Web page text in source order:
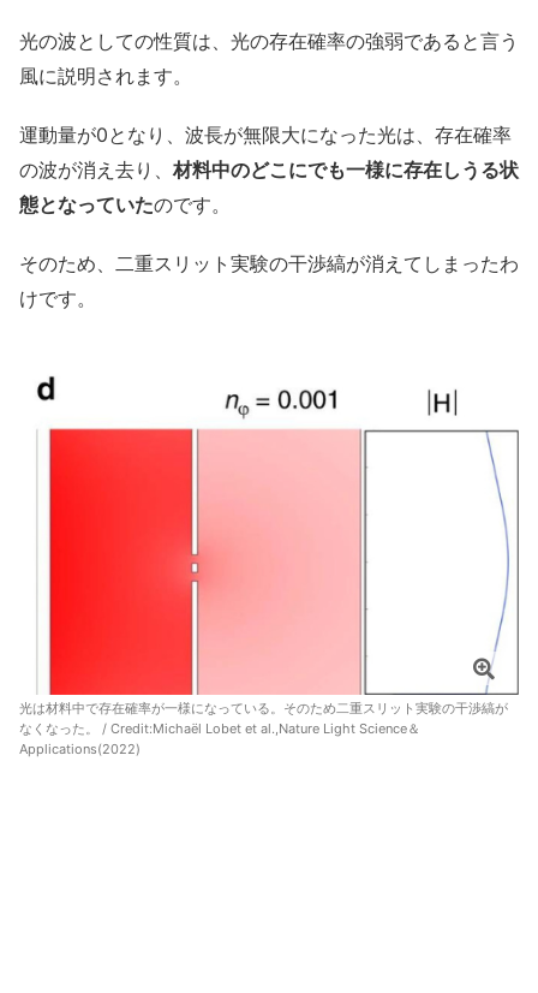
光の波としての性質は、光の存在確率の強弱であると言う
風に説明されます。
運動量が0となり、波長が無限大になった光は、存在確率
の波が消え去り、 材料中のどこにでも一様に存在しうる状
態となっていたのです。
そのため、二重スリット実験の干渉縞が消えてしまったわ
けです。
光は材料中で存在確率が一様になっている。そのため二重スリット実験の干渉縞が
なくなった。 / Credit:Michaël Lobet et al.,Nature Light Science＆
Applications(2022)